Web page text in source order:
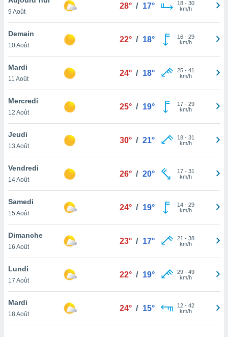
et
»,
au
vous
qu'ils
ou
le
ainsi
un
la
du
en
de
9 Août
28° / 17° 18- 30
km/h
Demain
10 Août
22° / 18° 16- 29
km/h
Mardi
11 Août
24° / 18° 25- 41
km/h
Mercredi
12 Août
25° / 19° 17- 29
km/h
Jeudi
13 Août
30° / 21° 18- 31
km/h
Vendredi
14 Août
26° / 20° 17- 31
km/h
Samedi
15 Août
24° / 19° 14- 29
km/h
Dimanche
16 Août
23° / 17° 21 - 38
km/h
Lundi
17 Août
22° / 19° 29- 49
km/h
Mardi
18 Août
24° / 15° 12- 42
km/h